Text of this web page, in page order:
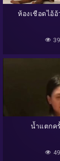
ห้องเชือดไอ้อ้
น้ำแตกค